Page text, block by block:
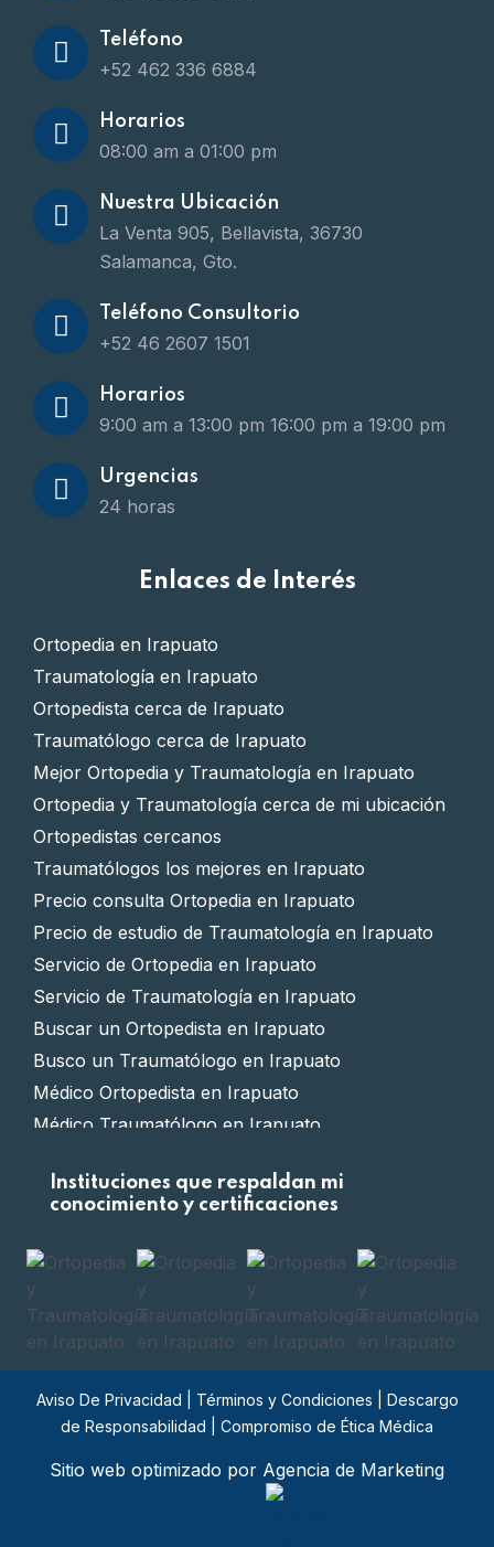
Teléfono
+52 462 336 6884
Horarios
08:00 am a 01:00 pm
Nuestra Ubicación
La Venta 905, Bellavista, 36730
Salamanca, Gto.
Teléfono Consultorio
+52 46 2607 1501
Horarios
9:00 am a 13:00 pm 16:00 pm a 19:00 pm
Urgencias
24 horas
Enlaces de Interés
Ortopedia en Irapuato
Traumatología en Irapuato
Ortopedista cerca de Irapuato
Traumatólogo cerca de Irapuato
Mejor Ortopedia y Traumatología en Irapuato
Ortopedia y Traumatología cerca de mi ubicación
Ortopedistas cercanos
Traumatólogos los mejores en Irapuato
Precio consulta Ortopedia en Irapuato
Precio de estudio de Traumatología en Irapuato
Servicio de Ortopedia en Irapuato
Servicio de Traumatología en Irapuato
Buscar un Ortopedista en Irapuato
Busco un Traumatólogo en Irapuato
Médico Ortopedista en Irapuato
Médico Traumatólogo en Irapuato
Clínica de Traumatología en Irapuato
Doctor Ortopedista en Irapuato
Doctor Traumatólogo en Irapuato
Ortopedista certificado en Irapuato
Traumatólogo certificado en Irapuato
Ortopedia privada en Irapuato
Costo de cirugía Ortopédica en Irapuato
Whatsapp de un Ortopedista en Irapuato
Instituciones que respaldan mi
conocimiento y certificaciones
Aviso De Privacidad Términos y Condiciones
Descargo
de Responsabilidad
Compromiso de Ética Médica
Sitio web optimizado por Agencia de Marketing